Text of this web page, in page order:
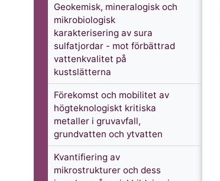
Geokemisk, mineralogisk och
mikrobiologisk
karakterisering av sura
sulfatjordar - mot förbättrad
vattenkvalitet på
kustslätterna
Förekomst och mobilitet av
högteknologiskt kritiska
metaller i gruvavfall,
grundvatten och ytvatten
Kvantifiering av
mikrostrukturer och dess